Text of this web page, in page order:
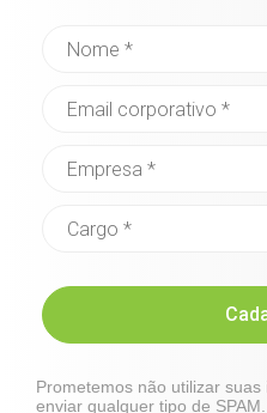
Prometemos não utilizar
enviar qualquer tipo de SPAM.